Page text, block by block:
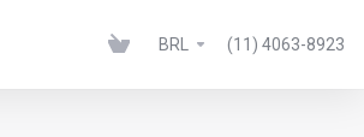
BRL (11) 4063-8923